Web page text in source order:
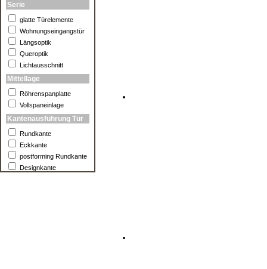
Serie
glatte Türelemente
Wohnungseingangstür
Längsoptik
Queroptik
Lichtausschnitt
Mittellage
Röhrenspanplatte
Vollspaneinlage
Kantenausführung Tür
Rundkante
Eckkante
postforming Rundkante
Designkante